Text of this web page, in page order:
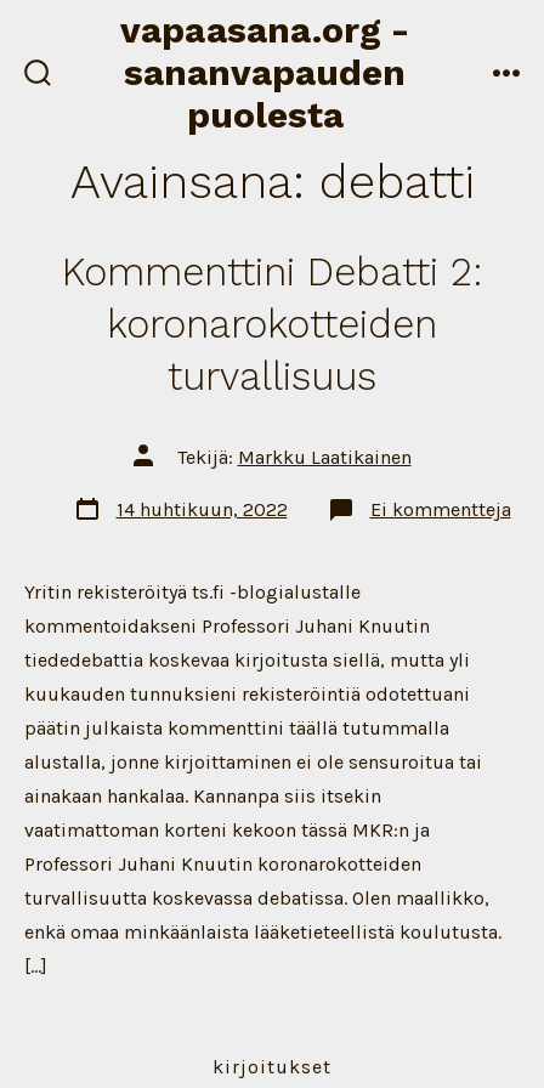
vapaasana.org -
sananvapauden
puolesta
Avainsana: debatti
Kommenttini Debatti 2:
koronarokotteiden
turvallisuus
Artikkelin
tekijä
Tekijä: Markku Laatikainen
Artikkelin
päivämäärä
14 huhtikuun, 2022 Ei kommentteja
Yritin rekisteröityä ts.fi -blogialustalle
kommentoidakseni Professori Juhani Knuutin
tiededebattia koskevaa kirjoitusta siellä, mutta yli
kuukauden tunnuksieni rekisteröintiä odotettuani
päätin julkaista kommenttini täällä tutummalla
alustalla, jonne kirjoittaminen ei ole sensuroitua tai
ainakaan hankalaa. Kannanpa siis itsekin
vaatimattoman korteni kekoon tässä MKR:n ja
Professori Juhani Knuutin koronarokotteiden
turvallisuutta koskevassa debatissa. Olen maallikko,
enkä omaa minkäänlaista lääketieteellistä koulutusta.
[…]
kirjoitukset